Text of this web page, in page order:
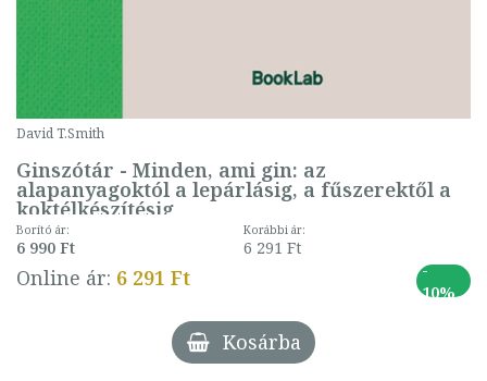
David T.Smith
Ginszótár - Minden, ami gin: az
alapanyagoktól a lepárlásig, a fűszerektől a
koktélkészítésig
Borító ár:
6 990 Ft
Korábbi ár:
6 291 Ft
Online ár: 6 291 Ft
-
10%
Kosárba